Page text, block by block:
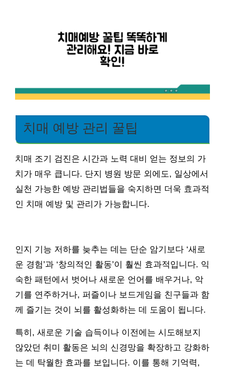
치매 예방 관리 꿀팁
치매 조기 검진은 시간과 노력 대비 얻는 정보의 가
치가 매우 큽니다. 단지 병원 방문 외에도, 일상에서
실천 가능한 예방 관리법들을 숙지하면 더욱 효과적
인 치매 예방 및 관리가 가능합니다.
인지 기능 저하를 늦추는 데는 단순 암기보다 ‘새로
운 경험’과 ‘창의적인 활동’이 훨씬 효과적입니다. 익
숙한 패턴에서 벗어나 새로운 언어를 배우거나, 악
기를 연주하거나, 퍼즐이나 보드게임을 친구들과 함
께 즐기는 것이 뇌를 활성화하는 데 도움이 됩니다.
특히, 새로운 기술 습득이나 이전에는 시도해보지
않았던 취미 활동은 뇌의 신경망을 확장하고 강화하
는 데 탁월한 효과를 보입니다. 이를 통해 기억력,